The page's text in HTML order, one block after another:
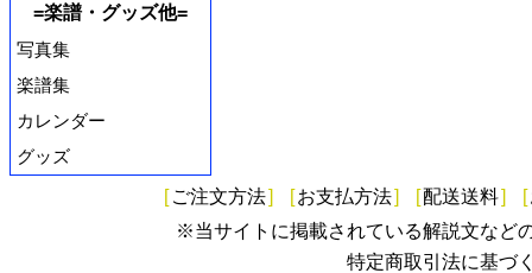
=楽譜・グッズ他=
写真集
楽譜集
カレンダー
グッズ
[ ご注文方法] [お支払方法] [配送送料] [
※当サイトに掲載されている解説文など
特定商取引法に基づ